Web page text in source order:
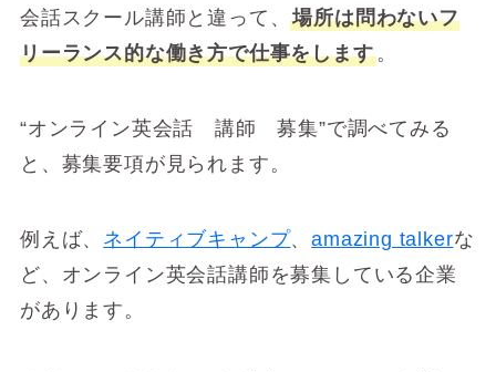
会話スクール講師と違って、場所は問わないフ
リーランス的な働き方で仕事をします。
“オンライン英会話 講師 募集”で調べてみる
と、募集要項が見られます。
例えば、 ネイティブキャンプ、amazing talkerな
ど、オンライン英会話講師を募集している企業
があります。